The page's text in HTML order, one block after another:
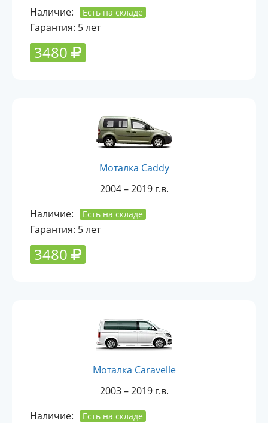
Наличие:
Есть на складе
Гарантия: 5 лет
3480
Моталка Caddy
2004 – 2019 г.в.
Наличие:
Есть на складе
Гарантия: 5 лет
3480
Моталка Caravelle
2003 – 2019 г.в.
Наличие:
Есть на складе